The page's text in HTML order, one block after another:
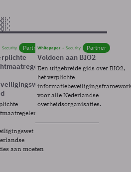
Security Partner
aan moeten
Whitepaper Security Partner
Voldoen aan BIO2
Een uitgebreide gids over BIO2,
het verplichte
voor alle Nederlandse
overheidsorganisaties.